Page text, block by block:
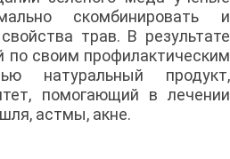
скомбинировать и
трав. В результате
по своим профилактическим
натуральный продукт,
помогающий в лечении
астмы, акне.